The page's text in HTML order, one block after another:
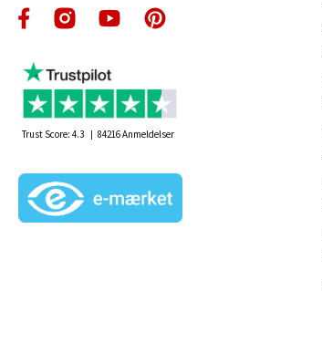
Trust Score: 4.3 84216Anmeldelser